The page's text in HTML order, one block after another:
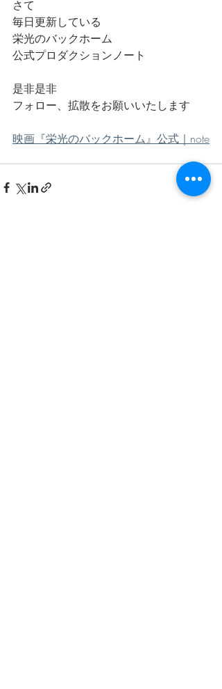
さて
毎日更新している
栄光のバックホーム
公式プロダクションノート
是非是非
フォロー、拡散をお願いいたします
映画『栄光のバックホーム』公式｜note